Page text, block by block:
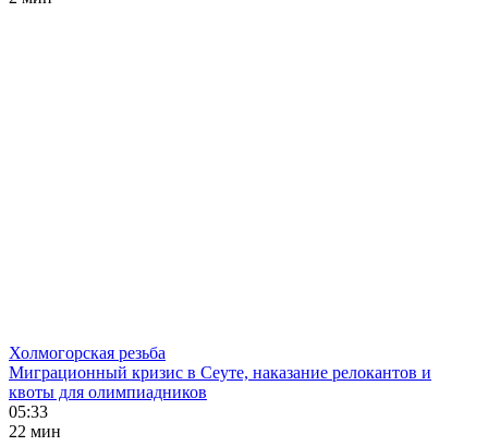
Холмогорская резьба
Миграционный кризис в Сеуте, наказание релокантов и
квоты для олимпиадников
05:33
22 мин